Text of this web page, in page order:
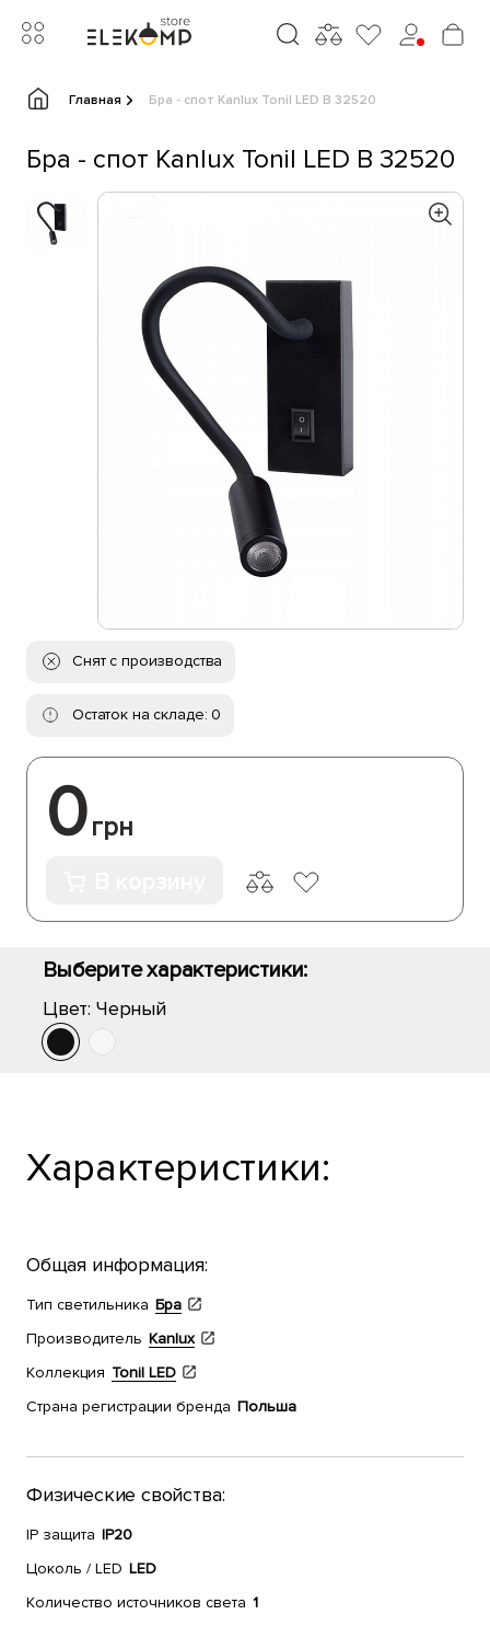
Главная Бра - спот Kanlux Tonil LED B 32520
Бра - спот Kanlux Tonil LED B 32520
Снят с производства
Остаток на складе: 0
0грн
Выберите характеристики:
Цвет: Черный
Характеристики:
Общая информация:
Тип светильника Бра
Производитель Kanlux
Коллекция Tonil LED
Страна регистрации бренда Польша
Физические свойства:
IP защита IP20
Цоколь / LED LED
Количество источников света 1